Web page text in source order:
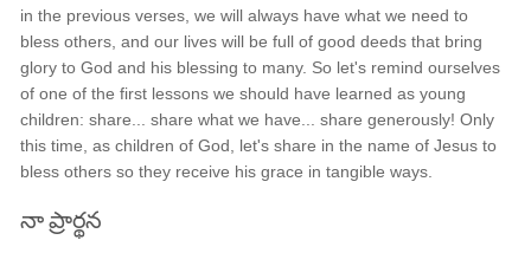
in the previous verses, we will always have what we need to
bless others, and our lives will be full of good deeds that bring
glory to God and his blessing to many. So let's remind ourselves
of one of the first lessons we should have learned as young
children: share... share what we have... share generously! Only
this time, as children of God, let's share in the name of Jesus to
bless others so they receive his grace in tangible ways.
నా ప్రార్థన